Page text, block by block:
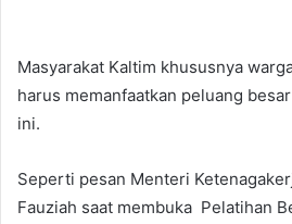
Masyarakat Kaltim khususnya
harus memanfaatkan peluang
ini.
Seperti pesan Menteri
Fauziah saat membuka Pelatihan